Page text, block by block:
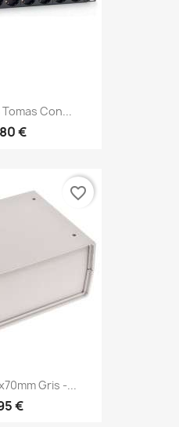
Con...
€
Gris -...
€
favorite_border